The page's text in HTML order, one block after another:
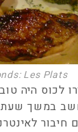
Les Plats
לכוס היה
במשך